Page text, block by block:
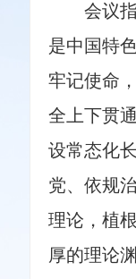
会议指
是中国特
牢记使命
全上下贯
设常态化
党、依规
理论，植
厚的理论